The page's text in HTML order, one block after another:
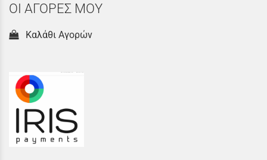
ΟΙ ΑΓΟΡΕΣ ΜΟΥ
Καλάθι Αγορών